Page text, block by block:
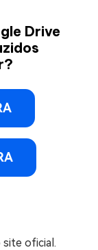
Drive
site oficial.